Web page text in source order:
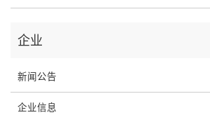
企业
新闻公告
企业信息